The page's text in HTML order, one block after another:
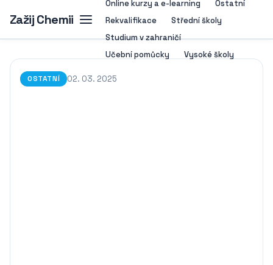
Zažij Chemii
Online kurzy a e-learning
Ostatní
Rekvalifikace
Střední školy
Studium v zahraničí
Učební pomůcky
Vysoké školy
OSTATNÍ 02. 03. 2025